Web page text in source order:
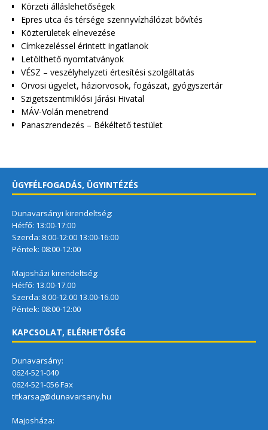
Körzeti álláslehetőségek
Epres utca és térsége szennyvízhálózat bővítés
Közterületek elnevezése
Címkezeléssel érintett ingatlanok
Letölthető nyomtatványok
VÉSZ – veszélyhelyzeti értesítési szolgáltatás
Orvosi ügyelet, háziorvosok, fogászat, gyógyszertár
Szigetszentmiklósi Járási Hivatal
MÁV-Volán menetrend
Panaszrendezés – Békéltető testület
ÜGYFÉLFOGADÁS, ÜGYINTÉZÉS
Dunavarsányi kirendeltség:
Hétfő: 13:00-17:00
Szerda: 8:00-12:00 13:00-16:00
Péntek: 08:00-12:00
Majosházi kirendeltség:
Hétfő: 13.00-17.00
Szerda: 8.00-12.00 13.00-16.00
Péntek: 08:00-12:00
KAPCSOLAT, ELÉRHETŐSÉG
Dunavarsány:
0624-521-040
0624-521-056 Fax
titkarsag@dunavarsany.hu
Majosháza: